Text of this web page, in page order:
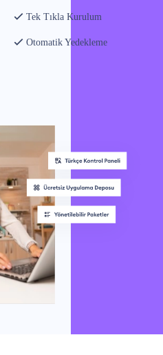
Tek Tıkla Kurulum
Otomatik Yedekleme